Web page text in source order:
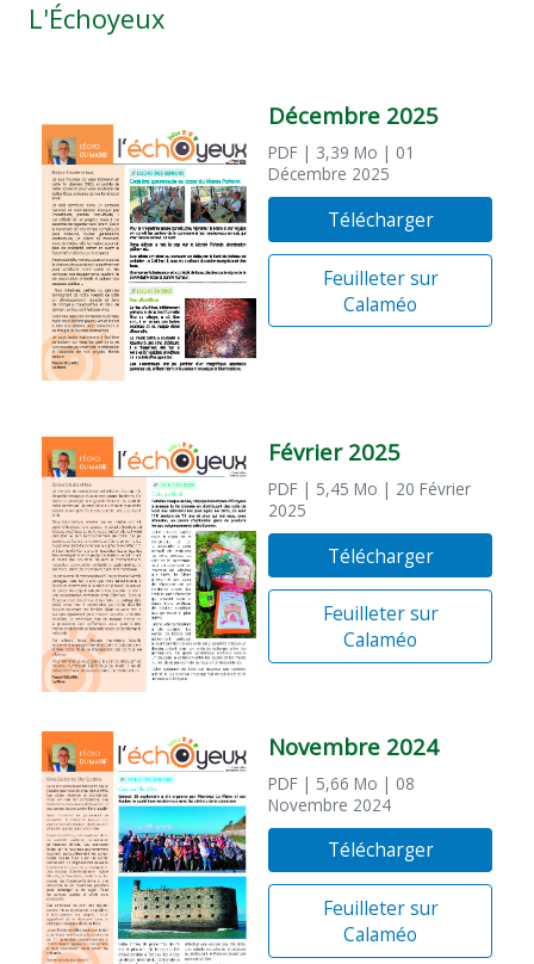
L'Échoyeux
Décembre 2025
PDF | 3,39 Mo | 01
Décembre 2025
Télécharger
Feuilleter sur
Calaméo
Février 2025
PDF | 5,45 Mo | 20 Février
2025
Télécharger
Feuilleter sur
Calaméo
Novembre 2024
PDF | 5,66 Mo | 08
Novembre 2024
Télécharger
Feuilleter sur
Calaméo